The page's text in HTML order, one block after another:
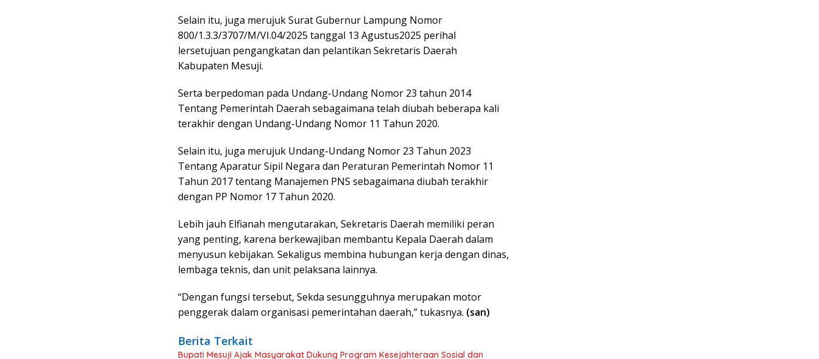
Selain itu, juga merujuk Surat Gubernur Lampung Nomor
800/1.3.3/3707/M/VI.04/2025 tanggal 13 Agustus2025 perihal
lersetujuan pengangkatan dan pelantikan Sekretaris Daerah
Kabupaten Mesuji.
Serta berpedoman pada Undang-Undang Nomor 23 tahun 2014
Tentang Pemerintah Daerah sebagaimana telah diubah beberapa kali
terakhir dengan Undang-Undang Nomor 11 Tahun 2020.
Selain itu, juga merujuk Undang-Undang Nomor 23 Tahun 2023
Tentang Aparatur Sipil Negara dan Peraturan Pemerintah Nomor 11
Tahun 2017 tentang Manajemen PNS sebagaimana diubah terakhir
dengan PP Nomor 17 Tahun 2020.
Lebih jauh Elfianah mengutarakan, Sekretaris Daerah memiliki peran
yang penting, karena berkewajiban membantu Kepala Daerah dalam
menyusun kebijakan. Sekaligus membina hubungan kerja dengan dinas,
lembaga teknis, dan unit pelaksana lainnya.
“Dengan fungsi tersebut, Sekda sesungguhnya merupakan motor
penggerak dalam organisasi pemerintahan daerah,” tukasnya. (san)
Berita Terkait
Bupati Mesuji Ajak Masyarakat Dukung Program Kesejahteraan Sosial dan